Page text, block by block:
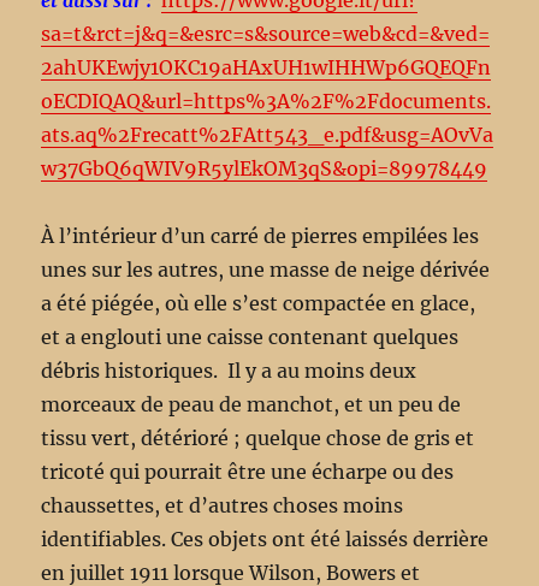
sa=t&rct=j&q=&esrc=s&source=web&cd=&ved=
2ahUKEwjy1OKC19aHAxUH1wIHHWp6GQEQFn
oECDIQAQ&url=https%3A%2F%2Fdocuments.
ats.aq%2Frecatt%2FAtt543_e.pdf&usg=AOvVa
w37GbQ6qWIV9R5ylEkOM3qS&opi=89978449
À l’intérieur d’un carré de pierres empilées les
unes sur les autres, une masse de neige dérivée
a été piégée, où elle s’est compactée en glace,
et a englouti une caisse contenant quelques
débris historiques. Il y a au moins deux
morceaux de peau de manchot, et un peu de
tissu vert, détérioré ; quelque chose de gris et
tricoté qui pourrait être une écharpe ou des
chaussettes, et d’autres choses moins
identifiables. Ces objets ont été laissés derrière
en juillet 1911 lorsque Wilson, Bowers et